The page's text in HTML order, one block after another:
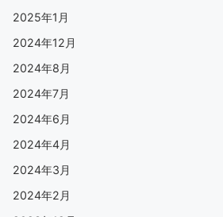
2025年1月
2024年12月
2024年8月
2024年7月
2024年6月
2024年4月
2024年3月
2024年2月